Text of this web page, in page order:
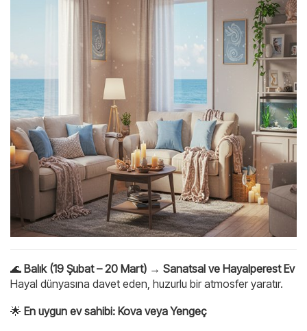
🌊 Balık (19 Şubat – 20 Mart) → Sanatsal ve Hayalperest Ev
Hayal dünyasına davet eden, huzurlu bir atmosfer yaratır.
🌟 En uygun ev sahibi: Kova veya Yengeç